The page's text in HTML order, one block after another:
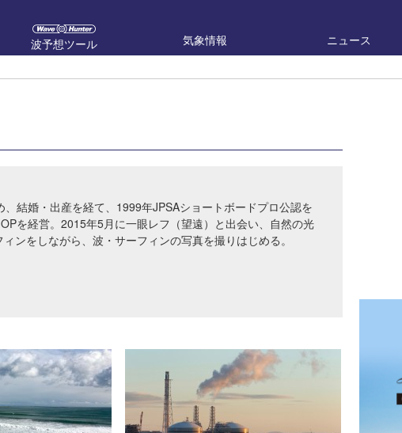
波予想ツール 気象情報 ニュース
結婚・出産を経て、1999年JPSAショートボードプロ公認を
を経営。2015年5月に一眼レフ（望遠）と出会い、自然の光
ンをしながら、波・サーフィンの写真を撮りはじめる。